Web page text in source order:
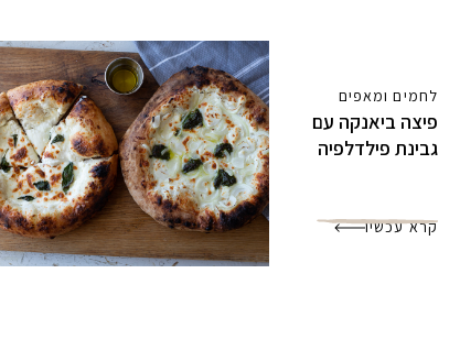
לחמים ומאפים
פיצה ביאנקה עם
גבינת פילדלפיה
קרא עכשיו